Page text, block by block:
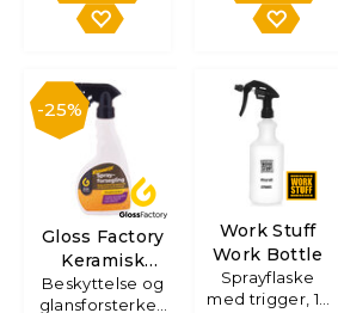
25%
Gloss Factory
Keramisk
Sprayforsegling
Beskyttelse og
glansforsterker,
Work Stuff
Work Bottle
Sprayflaske
med trigger, 1L